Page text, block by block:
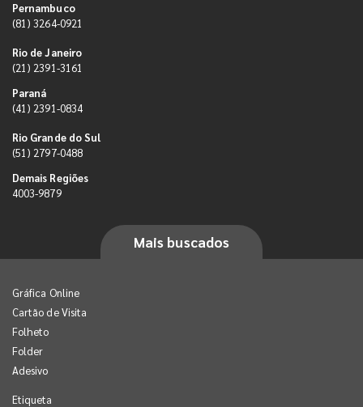
Pernambuco
(81) 3264-0921
Rio de Janeiro
(21) 2391-3161
Paraná
(41) 2391-0834
Rio Grande do Sul
(51) 2797-0488
Demais Regiões
4003-9879
Mais buscados
Gráfica Online
Cartão de Visita
Folheto
Folder
Adesivo
Etiqueta